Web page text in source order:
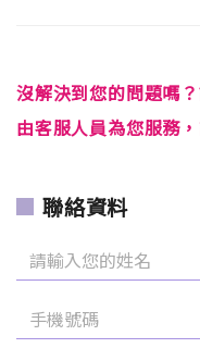
沒解決到您的問題嗎
由客服人員為您服務
聯絡資料